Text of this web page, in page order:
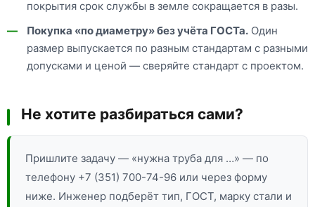
покрытия срок службы в земле сокращается в разы.
Покупка «по диаметру» без учёта ГОСТа. Один
размер выпускается по разным стандартам с разными
допусками и ценой — сверяйте стандарт с проектом.
Не хотите разбираться сами?
Пришлите задачу — «нужна труба для …» — по
телефону +7 (351) 700-74-96 или через форму
ниже. Инженер подберёт тип, ГОСТ, марку стали и